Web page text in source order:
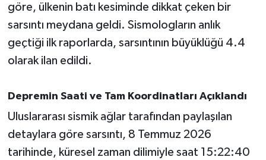
göre, ülkenin batı kesiminde dikkat çeken bir
sarsıntı meydana geldi. Sismologların anlık
geçtiği ilk raporlarda, sarsıntının büyüklüğü 4.4
olarak ilan edildi.
Depremin Saati ve Tam Koordinatları Açıklandı
Uluslararası sismik ağlar tarafından paylaşılan
detaylara göre sarsıntı, 8 Temmuz 2026
tarihinde, küresel zaman dilimiyle saat 15:22:40
KENT GÜNDEMİ
Kepsut
MANŞET